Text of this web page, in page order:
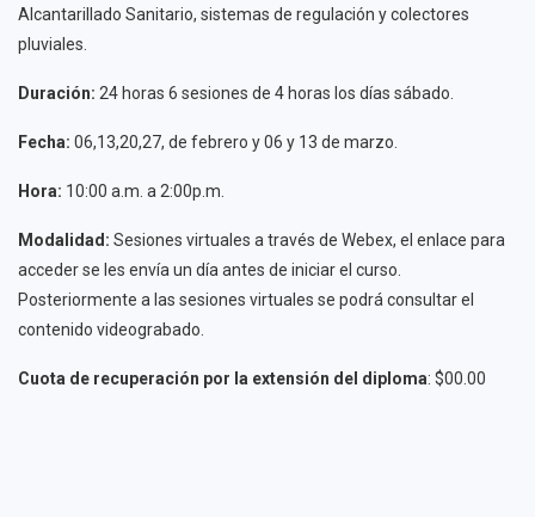
Alcantarillado Sanitario, sistemas de regulación y colectores
pluviales.
Duración: 24 horas 6 sesiones de 4 horas los días sábado.
Fecha: 06,13,20,27, de febrero y 06 y 13 de marzo.
Hora: 10:00 a.m. a 2:00p.m.
Modalidad: Sesiones virtuales a través de Webex, el enlace para
acceder se les envía un día antes de iniciar el curso.
Posteriormente a las sesiones virtuales se podrá consultar el
contenido videograbado.
Cuota de recuperación por la extensión del diploma: $00.00